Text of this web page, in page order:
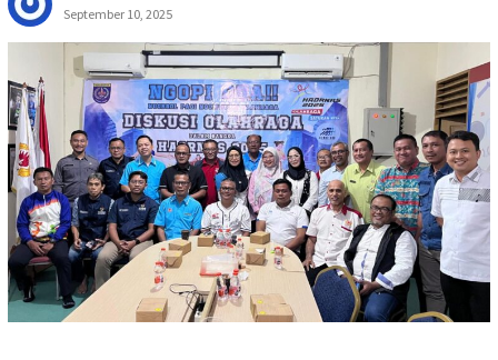
September 10, 2025